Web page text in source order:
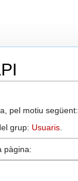
pel motiu següent:
grup: Usuaris
pàgina: